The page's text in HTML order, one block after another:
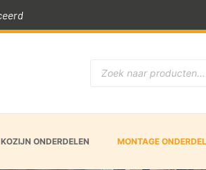
KOZIJN ONDERDELEN MONTAGE